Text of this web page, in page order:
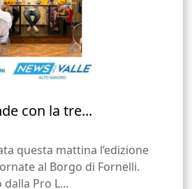
con la tre...
questa mattina l’edizione
al Borgo di Fornelli.
Pro L...